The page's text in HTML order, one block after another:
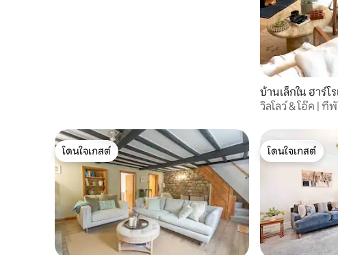
บ้านเล็กใน ฮาร์โร
วิลโลว์ & โอ๊ค |
โดนใจเกสต์
โดนใจเกสต์
โดนใจเกสต์
โดนใจเกสต์